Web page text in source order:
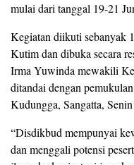
mulai dari tanggal 19-21
Kegiatan diikuti sebanyak
Kutim dan dibuka secara
Irma Yuwinda mewakili
ditandai dengan
Kudungga, Sangatta,
“Disdikbud mempunyai
dan menggali potensi